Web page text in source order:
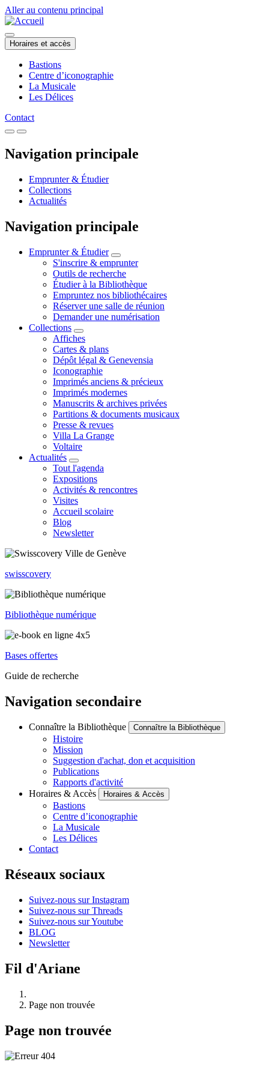
Aller au contenu principal
Horaires et accès
Bastions
Centre d’iconographie
La Musicale
Les Délices
Contact
Navigation principale
Emprunter & Étudier
Collections
Actualités
Navigation principale
Emprunter & Étudier
S'inscrire & emprunter
Outils de recherche
Étudier à la Bibliothèque
Empruntez nos bibliothécaires
Réserver une salle de réunion
Demander une numérisation
Collections
Affiches
Cartes & plans
Dépôt légal & Genevensia
Iconographie
Imprimés anciens & précieux
Imprimés modernes
Manuscrits & archives privées
Partitions & documents musicaux
Presse & revues
Villa La Grange
Voltaire
Actualités
Tout l'agenda
Expositions
Activités & rencontres
Visites
Accueil scolaire
Blog
Newsletter
swisscovery
Bibliothèque numérique
Bases offertes
Guide de recherche
Navigation secondaire
Connaître la Bibliothèque Connaître la Bibliothèque
Histoire
Mission
Suggestion d'achat, don et acquisition
Publications
Rapports d'activité
Horaires & Accès
Horaires & Accès
Bastions
Centre d’iconographie
La Musicale
Les Délices
Contact
Réseaux sociaux
Suivez-nous sur Instagram
Suivez-nous sur Threads
Suivez-nous sur Youtube
BLOG
Newsletter
Fil d'Ariane
Page non trouvée
Page non trouvée